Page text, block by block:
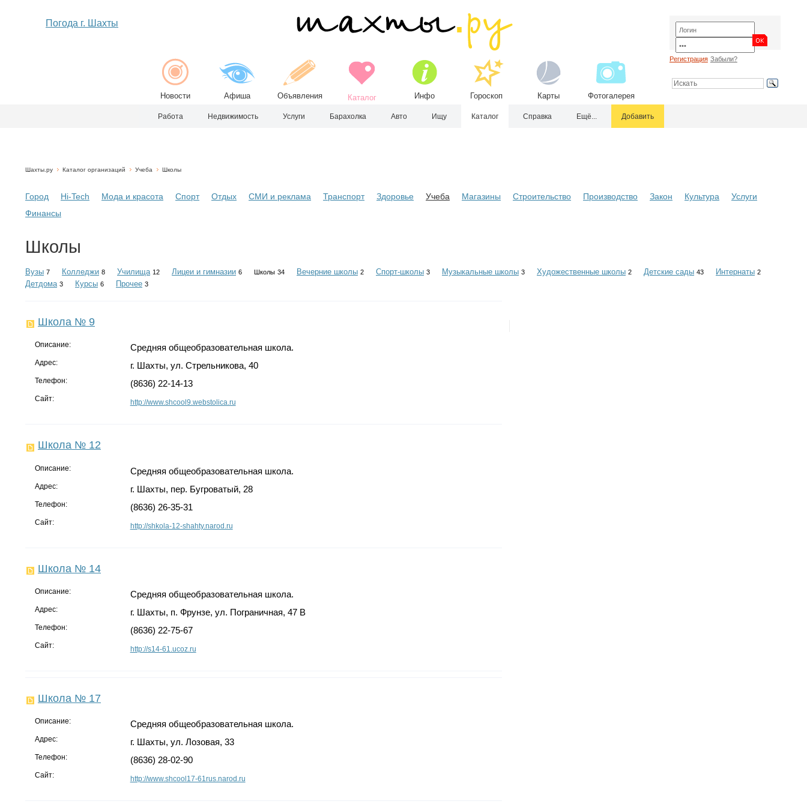
Погода г. Шахты
Новости Афиша Объявления Каталог Инфо Гороскоп Карты Фотогалерея
Регистрация Забыли?
Работа Недвижимость Услуги Барахолка Авто Ищу Каталог Справка Ещё... Добавить
Шахты.ру Каталог организаций Учеба Школы
Город Hi-Tech Мода и красота Спорт Отдых СМИ и реклама Транспорт Здоровье Учеба Магазины Строительство Производство Закон Культура
Услуги
Финансы
Школы
Вузы 7 Колледжи 8 Училища 12 Лицеи и гимназии 6 Школы 34 Вечерние школы 2 Спорт-школы 3 Музыкальные школы 3 Художественные школы 2 Детские сады 43 Интернаты 2
Детдома 3 Курсы 6 Прочее 3
Школа № 9
Описание: Средняя общеобразовательная школа.
Адрес: г. Шахты, ул. Стрельникова, 40
Телефон: (8636) 22-14-13
Сайт: http://www.shcool9.webstolica.ru
Школа № 12
Описание: Средняя общеобразовательная школа.
Адрес: г. Шахты, пер. Бугроватый, 28
Телефон: (8636) 26-35-31
Сайт: http://shkola-12-shahty.narod.ru
Школа № 14
Описание: Средняя общеобразовательная школа.
Адрес: г. Шахты, п. Фрунзе, ул. Пограничная, 47 В
Телефон: (8636) 22-75-67
Сайт: http://s14-61.ucoz.ru
Школа № 17
Описание: Средняя общеобразовательная школа.
Адрес: г. Шахты, ул. Лозовая, 33
Телефон: (8636) 28-02-90
Сайт: http://www.shcool17-61rus.narod.ru